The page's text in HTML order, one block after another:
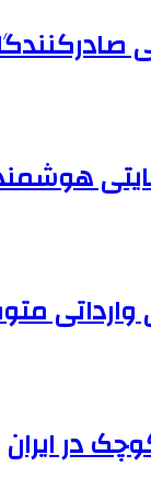
هوشمند
وارداتی
در ایران